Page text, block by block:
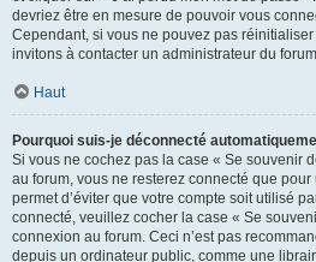
devriez être en mesure de pouvoir vous
Cependant, si vous ne pouvez pas
invitons à contacter un administrateur du
Haut
Pourquoi suis-je déconnecté
Si vous ne cochez pas la case « Se souvenir
au forum, vous ne resterez connecté que
permet d’éviter que votre compte soit utilisé
connecté, veuillez cocher la case « Se
connexion au forum. Ceci n’est pas
depuis un ordinateur public, comme une